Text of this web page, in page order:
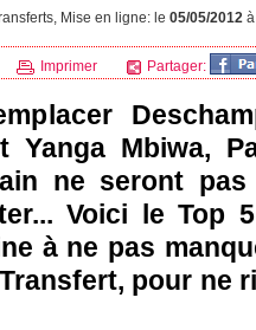
Mise en ligne: le 05/05/2012
Imprimer Partager:
Yanga Mbiwa,
ne seront pas
Voici le Top
à ne pas
pour ne